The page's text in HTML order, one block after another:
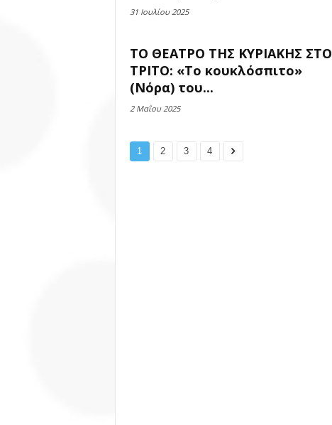
31 Ιουλίου 2025
ΤΟ ΘΕΑΤΡΟ ΤΗΣ ΚΥΡΙΑΚΗΣ ΣΤΟ
ΤΡΙΤΟ: «Το κουκλόσπιτο»
(Νόρα) του...
2 Μαΐου 2025
1 2 3 4